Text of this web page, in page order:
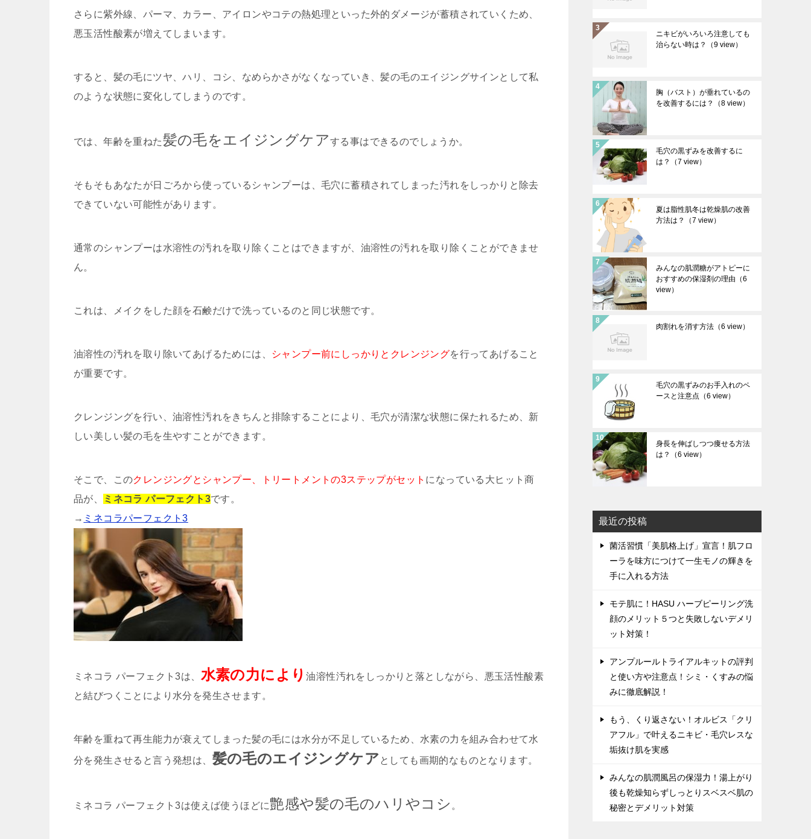
さらに紫外線、パーマ、カラー、アイロンやコテの熱処理といった外的ダメージが蓄積されていくため、
悪玉活性酸素が増えてしまいます。
すると、髪の毛にツヤ、ハリ、コシ、なめらかさがなくなっていき、髪の毛のエイジングサインとして私
のような状態に変化してしまうのです。
では、年齢を重ねた髪の毛をエイジングケアする事はできるのでしょうか。
そもそもあなたが日ごろから使っているシャンプーは、毛穴に蓄積されてしまった汚れをしっかりと除去
できていない可能性があります。
通常のシャンプーは水溶性の汚れを取り除くことはできますが、油溶性の汚れを取り除くことができませ
ん。
これは、メイクをした顔を石鹸だけで洗っているのと同じ状態です。
油溶性の汚れを取り除いてあげるためには、 シャンプー前にしっかりとクレンジングを行ってあげること
が重要です。
クレンジングを行い、油溶性汚れをきちんと排除することにより、毛穴が清潔な状態に保たれるため、新
しい美しい髪の毛を生やすことができます。
そこで、このクレンジングとシャンプー、トリートメントの3ステップがセット になっている大ヒット商
品が、
ミネコラ パーフェクト3です。
→ ミネコラパーフェクト3
ミネコラ パーフェクト3は、 水素の力により油溶性汚れをしっかりと落としながら、悪玉活性酸素
と結びつくことにより水分を発生させます。
年齢を重ねて再生能力が衰えてしまった髪の毛には水分が不足しているため、水素の力を組み合わせて水
分を発生させると言う発想は、 髪の毛のエイジングケア としても画期的なものとなります。
ミネコラ パーフェクト3は使えば使うほどに艶感や髪の毛のハリやコシ 。
ニキビがいろいろ注意しても
治らない時は？
（9 view）
胸（バスト）が垂れているの
を改善するには？
（8 view）
毛穴の黒ずみを改善するに
は？
（7 view）
夏は脂性肌冬は乾燥肌の改善
方法は？
（7 view）
みんなの肌潤糖がアトピーに
おすすめの保湿剤の理由 （6
view）
肉割れを消す方法 （6 view）
毛穴の黒ずみのお手入れのペ
ースと注意点 （6 view）
身長を伸ばしつつ痩せる方法
は？
（6 view）
最近の投稿
菌活習慣「美肌格上げ」宣言！肌フロ
ーラを味方につけて一生モノの輝きを
手に入れる方法
モテ肌に！HASU ハーブピーリング洗
顔のメリット５つと失敗しないデメリ
ット対策！
アンプルールトライアルキットの評判
と使い方や注意点！シミ・くすみの悩
みに徹底解説！
もう、くり返さない！オルビス「クリ
アフル」で叶えるニキビ・毛穴レスな
垢抜け肌を実感
みんなの肌潤風呂の保湿力！湯上がり
後も乾燥知らずしっとりスベスベ肌の
秘密とデメリット対策